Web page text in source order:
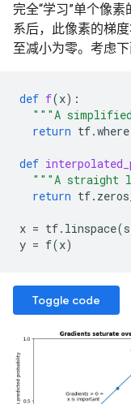
完全“学习”单个像
系后，此像素的梯
至减小为零。考虑
def f(x):
"""A
return tf.where
def
"""A straight
return tf.
x = tf. linspace(
y = f(x)
Toggle code